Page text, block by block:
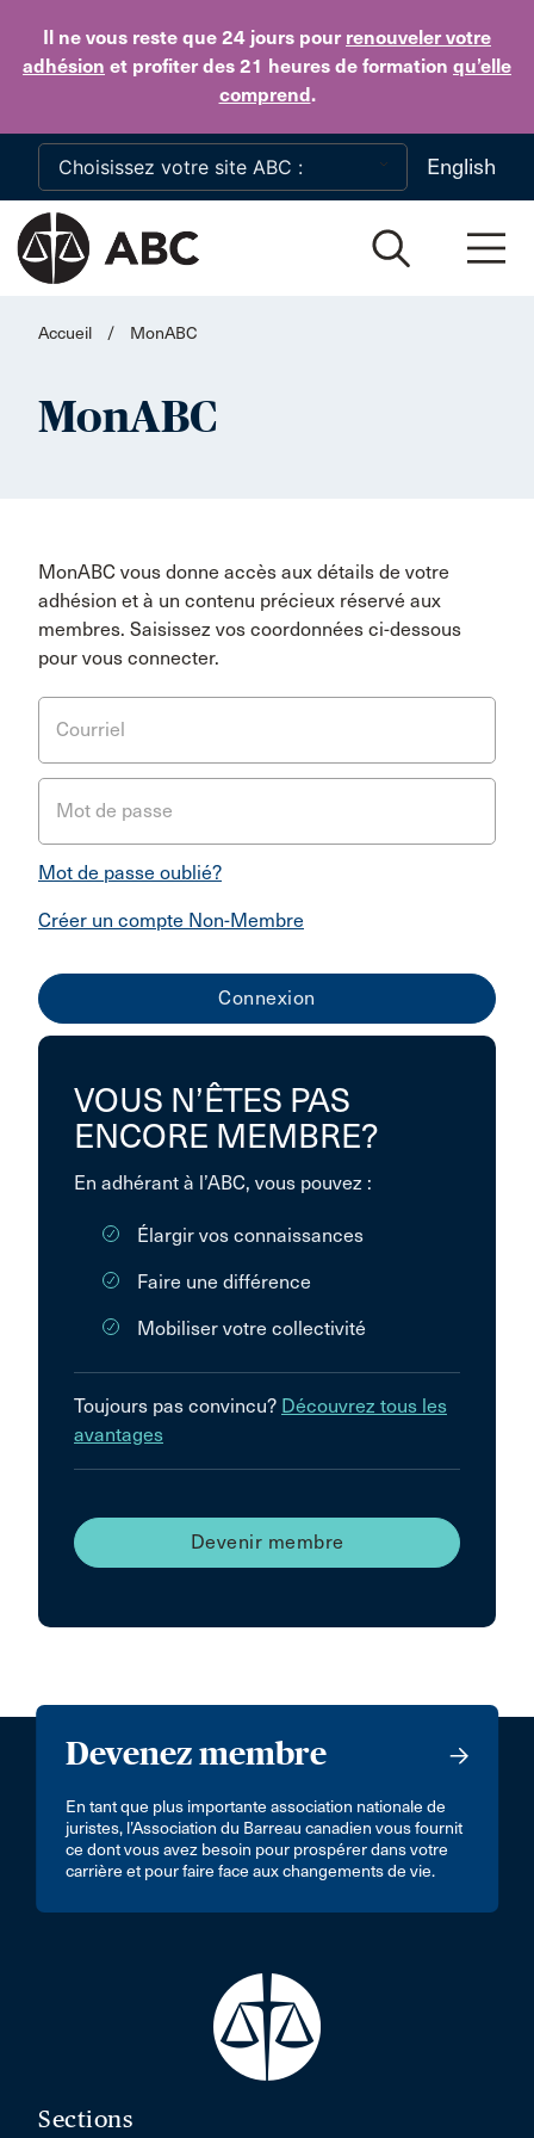
Il ne vous reste que 24 jours pour renouveler votre
adhésion et profiter des 21 heures de formation qu’elle
comprend.
Skip to main content
English
Accueil / MonABC
MonABC
MonABC vous donne accès aux détails de votre
adhésion et à un contenu précieux réservé aux
membres. Saisissez vos coordonnées ci-dessous
pour vous connecter.
Courriel
Mot de passe
Mot de passe oublié?
Créer un compte Non-Membre
VOUS N’ÊTES PAS
ENCORE MEMBRE?
En adhérant à l’ABC, vous pouvez :
Élargir vos connaissances
Faire une différence
Mobiliser votre collectivité
Toujours pas convincu? Découvrez tous les
avantages
Devenir membre
Devenez membre
En tant que plus importante association nationale de
juristes, l’Association du Barreau canadien vous fournit
ce dont vous avez besoin pour prospérer dans votre
carrière et pour faire face aux changements de vie.
Sections